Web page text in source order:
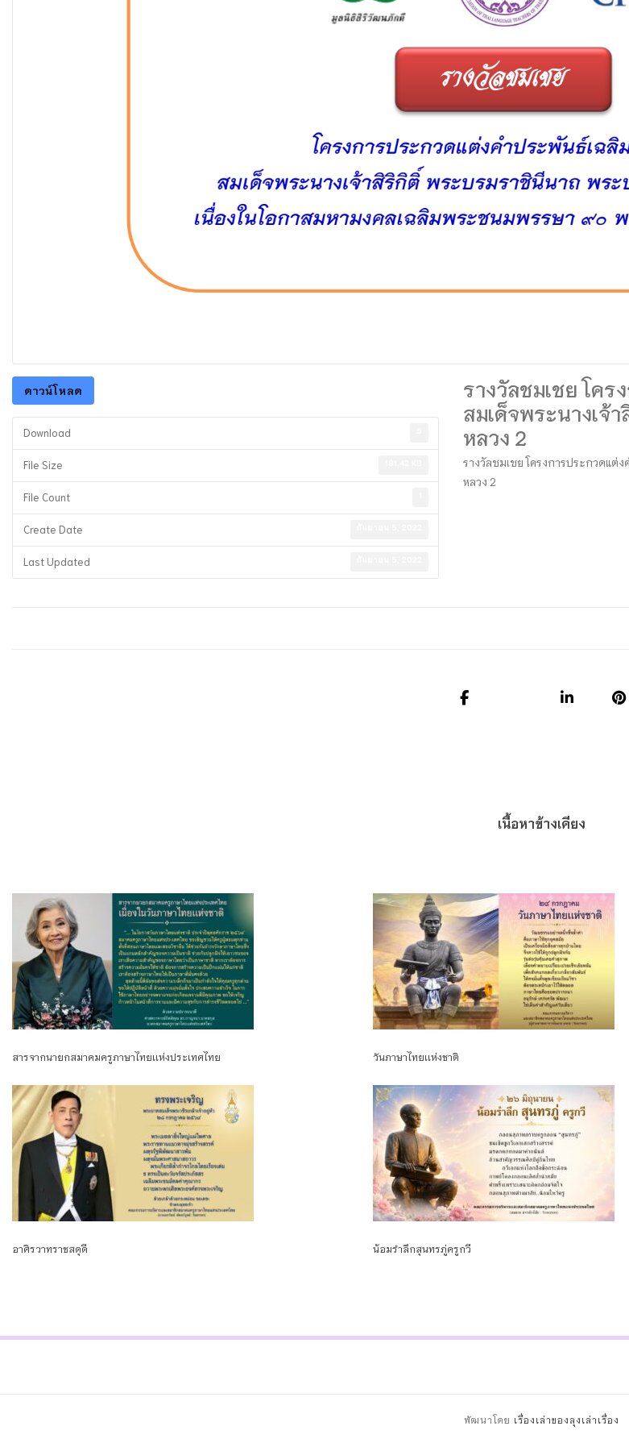
ดาวน์โหลด
Download
File Size
File Count
Create Date
Last Updated
รางวัลชมเชย โค
สมเด็จพระนางเ
หลวง 2
รางวัลชมเชย โครงการประกวดแต่
หลวง 2
เนื้อหาข้างเคียง
สารจากนายกสมาคมครูภาษาไทยเเห่งประเทศไทย วันภาษาไทยเเห่งชาติ
อาศิรวาทราชสดุดี น้อมรำลึกสุนทรภู่ครูกวี
พัฒนาโดย เรื่องเล่าของลุงเล่าเรื่อง